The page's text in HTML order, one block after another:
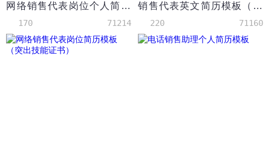
网络销售代表岗位个人简历模板
170 71214
销售代表英文简历模板（应届生初级岗位）
220 71160